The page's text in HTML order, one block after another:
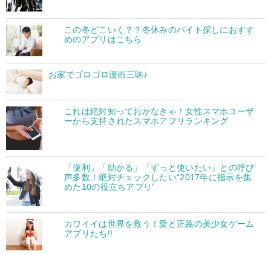
この冬どこいく？？冬休みのバイト探しにおすす
めのアプリはこちら
お家でゴロゴロ漫画三昧♪
これは絶対知っておかなきゃ！女性スマホユーザ
ーから支持されたスマホアプリランキング
「便利」「助かる」「ずっと使いたい」との呼び
声多数！絶対チェックしたい“2017年に指示を集
めた10の役立ちアプリ”
カワイイは世界を救う！愛と正義の美少女ゲーム
アプリたち!!